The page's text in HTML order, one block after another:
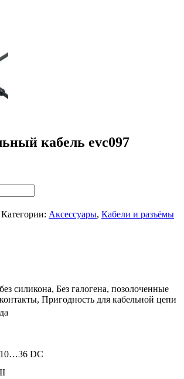
кабель evc097
Категории: Аксессуары, Кабели и разъёмы
без силикона, Без галогена, позолоченные
контакты, Пригодность для кабельной цепи
да
10…36 DC
II